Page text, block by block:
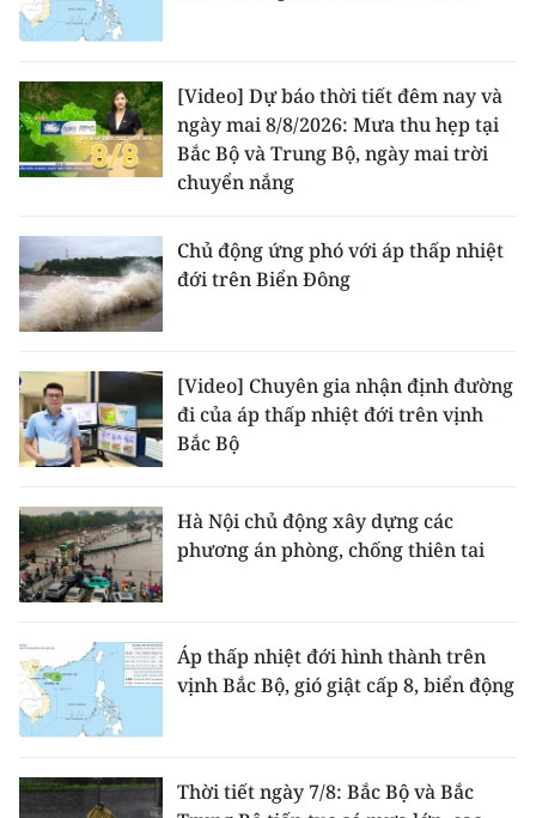
[Video] Dự báo thời tiết đêm nay và
ngày mai 8/8/2026: Mưa thu hẹp tại
Bắc Bộ và Trung Bộ, ngày mai trời
chuyển nắng
Chủ động ứng phó với áp thấp nhiệt
đới trên Biển Đông
[Video] Chuyên gia nhận định đường
đi của áp thấp nhiệt đới trên vịnh
Bắc Bộ
Hà Nội chủ động xây dựng các
phương án phòng, chống thiên tai
Áp thấp nhiệt đới hình thành trên
vịnh Bắc Bộ, gió giật cấp 8, biển động
Thời tiết ngày 7/8: Bắc Bộ và Bắc